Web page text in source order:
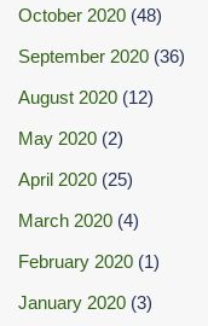
October 2020 (48)
September 2020 (36)
August 2020 (12)
May 2020 (2)
April 2020 (25)
March 2020 (4)
February 2020 (1)
January 2020 (3)